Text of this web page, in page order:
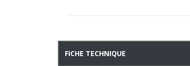
PRESENTATION
FICHE TECHNIQUE